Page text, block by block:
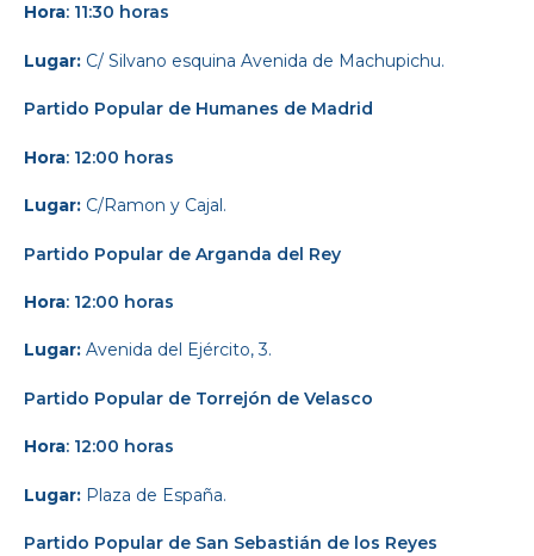
Hora: 11:30 horas
Lugar: C/ Silvano esquina Avenida de Machupichu.
Partido Popular de Humanes de Madrid
Hora: 12:00 horas
Lugar: C/Ramon y Cajal.
Partido Popular de Arganda del Rey
Hora: 12:00 horas
Lugar: Avenida del Ejército, 3.
Partido Popular de Torrejón de Velasco
Hora: 12:00 horas
Lugar: Plaza de España.
Partido Popular de San Sebastián de los Reyes